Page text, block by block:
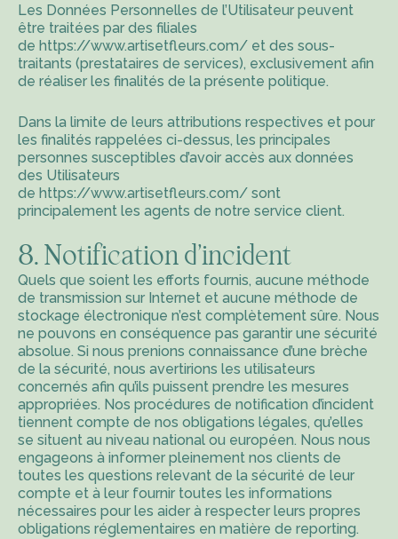
Les Données Personnelles de l’Utilisateur peuvent
être traitées par des filiales
de https://www.artisetfleurs.com/ et des sous-
traitants (prestataires de services), exclusivement afin
de réaliser les finalités de la présente politique.
Dans la limite de leurs attributions respectives et pour
les finalités rappelées ci-dessus, les principales
personnes susceptibles d’avoir accès aux données
des Utilisateurs
de https://www.artisetfleurs.com/ sont
principalement les agents de notre service client.
8. Notification d’incident
Quels que soient les efforts fournis, aucune méthode
de transmission sur Internet et aucune méthode de
stockage électronique n’est complètement sûre. Nous
ne pouvons en conséquence pas garantir une sécurité
absolue. Si nous prenions connaissance d’une brèche
de la sécurité, nous avertirions les utilisateurs
concernés afin qu’ils puissent prendre les mesures
appropriées. Nos procédures de notification d’incident
tiennent compte de nos obligations légales, qu’elles
se situent au niveau national ou européen. Nous nous
engageons à informer pleinement nos clients de
toutes les questions relevant de la sécurité de leur
compte et à leur fournir toutes les informations
nécessaires pour les aider à respecter leurs propres
obligations réglementaires en matière de reporting.